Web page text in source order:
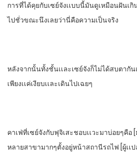
การที่ได้คุยกับเซย์จังเเบบนี้มันดูเหมือนฝันเ
ไปชั่วขณะนึงเลยว่านี่คือความเป็นจริง
หลังจากนั้นทั้งชั้นเเละเซย์จังก็ไม่ได้สบตากัน
เพียงเเค่เงียบเเละเดินไปเฉยๆ
คาเฟ่ที่เซย์จังกับฟุจิเสะชอบเเวะมาบ่อยๆ​คื
หลายสาขามากๆตั้งอยู่หน้าสถานีรถไฟ​ [ผู้เเ